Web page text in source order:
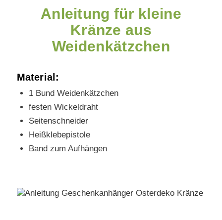
Anleitung für kleine
Kränze aus
Weidenkätzchen
Material:
1 Bund Weidenkätzchen
festen Wickeldraht
Seitenschneider
Heißklebepistole
Band zum Aufhängen